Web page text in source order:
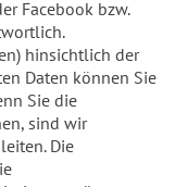
Facebook bzw.
hinsichtlich der
Daten können Sie
Sie die
sind wir
Die